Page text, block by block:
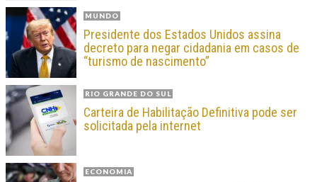
MUNDO
Presidente dos Estados Unidos assina
decreto para negar cidadania em casos de
“turismo de nascimento”
RIO GRANDE DO SUL
Carteira de Habilitação Definitiva pode ser
solicitada pela internet
ECONOMIA